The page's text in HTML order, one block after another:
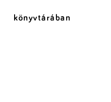
könyvtárában